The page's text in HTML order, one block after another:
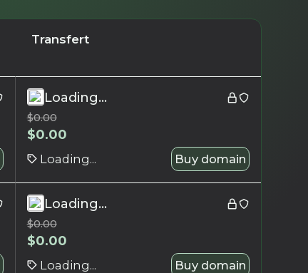
Transfert
Loading...
$0.00
$0.00
Loading... Buy domain
Loading...
$0.00
$0.00
Loading... Buy domain